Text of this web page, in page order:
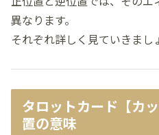
異なります。
それぞれ詳しく見ていきまし
タロットカード【カ
置の意味